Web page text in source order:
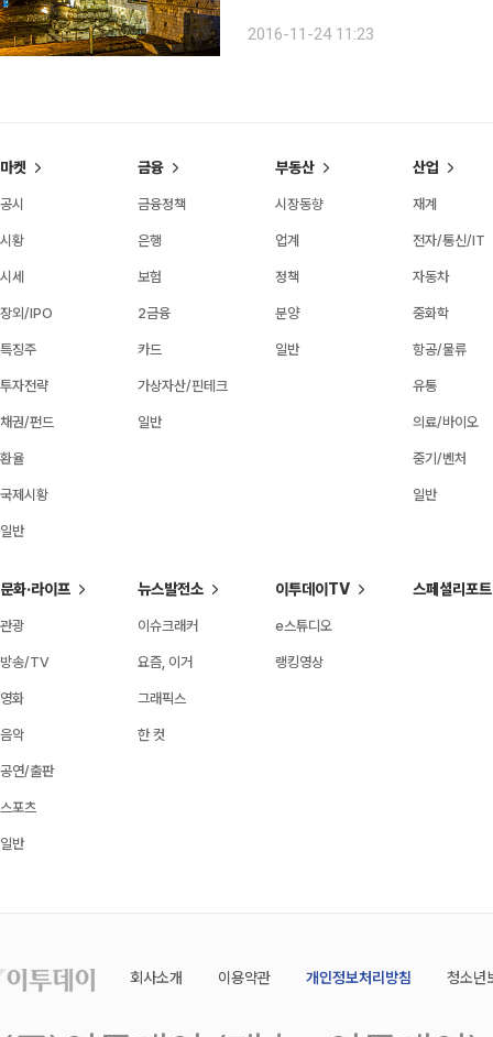
점 시들어가고 있는 것 같다. 경주에
2016-11-24 11:23
마켓
공시
시황
시세
장외/IPO
특징주
투자전략
채권/펀드
환율
국제시황
일반
금융
금융정책
은행
보험
2금융
카드
가상자산/핀테크
일반
부동산
시장동향
업계
정책
분양
일반
산업
재계
전자/통신/IT
자동차
중화학
항공/물류
유통
의료/바이오
중기/벤처
일반
문화·라이프
관광
방송/TV
영화
음악
공연/출판
스포츠
일반
뉴스발전소
이슈크래커
요즘, 이거
그래픽스
한 컷
이투데이TV
e스튜디오
랭킹영상
스페셜리포트
회사소개 이용약관 개인정보처리방침 청소년